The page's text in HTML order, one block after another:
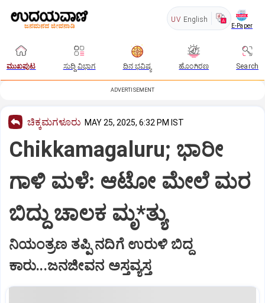
UV English
E-Paper
ಮುಖಪುಟ ಸುದ್ದಿ ವಿಭಾಗ ದಿನ ಭವಿಷ್ಯ ಹೊಂಗಿರಣ Search
ADVERTISEMENT
ಚಿಕ್ಕಮಗಳೂರು MAY 25, 2025, 6:32 PM IST
Chikkamagaluru; ಭಾರೀ
ಗಾಳಿ ಮಳೆ: ಆಟೋ ಮೇಲೆ ಮರ
ಬಿದ್ದು ಚಾಲಕ ಮೃ*ತ್ಯು
ನಿಯಂತ್ರಣ ತಪ್ಪಿ ನದಿಗೆ ಉರುಳಿ ಬಿದ್ದ
ಕಾರು...ಜನಜೀವನ ಅಸ್ತವ್ಯಸ್ತ